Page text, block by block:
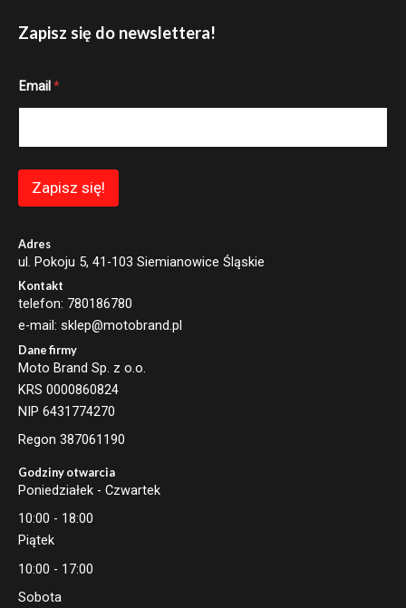
Zapisz się do newslettera!
m
E
l
m
a
l
Email *
Zapisz się!
Adres
ul. Pokoju 5, 41-103 Siemianowice Śląskie
Kontakt
telefon: 780186780
e-mail: sklep@motobrand.pl
Dane firmy
Moto Brand Sp. z o.o.
KRS 0000860824
NIP 6431774270
Regon 387061190
Godziny otwarcia
Poniedziałek - Czwartek
10:00 - 18:00
Piątek
10:00 - 17:00
Sobota